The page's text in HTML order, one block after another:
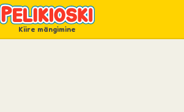
Kiire mängimine